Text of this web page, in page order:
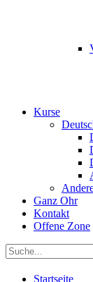
Kurse
Ganz Ohr
Kontakt
Offene Zone
Startseite